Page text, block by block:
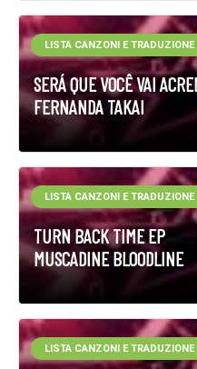
SERÁ QUE VOCÊ VAI
FERNANDA TAKAI
LISTA CANZONI E TRADUZIONE
TURN BACK TIME EP
MUSCADINE BLOODLINE
LISTA CANZONI E TRADUZIONE
LISTA CANZONI E TRADUZIONE